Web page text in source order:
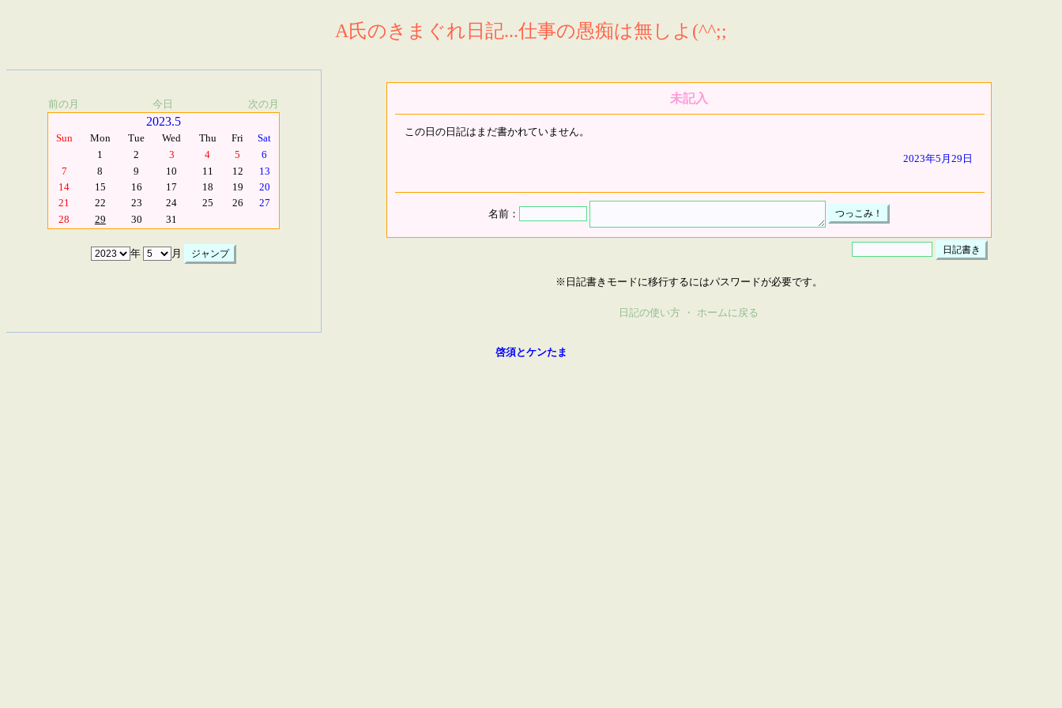
A氏のきまぐれ日記...仕事の愚痴は無しよ(^^;;
前の月 今日 次の月
2023.5
Sun Mon Tue Wed Thu Fri
Sat
1
2 3 4 5
6
7
8 9 10 11 12
13
14
15 16 17 18 19
20
21
22 23 24 25 26
27
28
29 30 31
年 月
未記入
この日の日記はまだ書かれていません。
2023年5月29日
名前：
※日記書きモードに移行するにはパスワードが必要です。
日記の使い方 ・ ホームに戻る
啓須とケンたま